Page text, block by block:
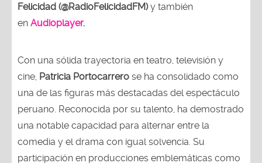
Felicidad (@RadioFelicidadFM)y también
en Audioplayer.
Con una sólida trayectoria en teatro, televisión y
cine, Patricia Portocarrero se ha consolidado como
una de las figuras más destacadas del espectáculo
peruano. Reconocida por su talento, ha demostrado
una notable capacidad para alternar entre la
comedia y el drama con igual solvencia. Su
participación en producciones emblemáticas como